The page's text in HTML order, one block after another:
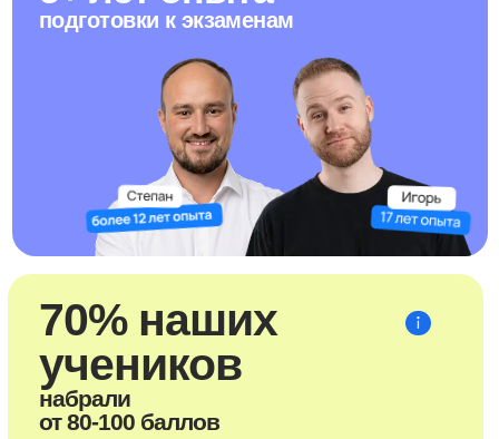
Преимущества курса
Индивидуальная траектория –
Преподаватели – эксперты ЕГЭ,
которые учат понимать
Видимый прогресс – закрывай
пробелы и уверенно идти к цели
Наставник-бро – твоя
поддержка 24/7
Марафоны, мини-курсы, банк
задач, шпаргалки